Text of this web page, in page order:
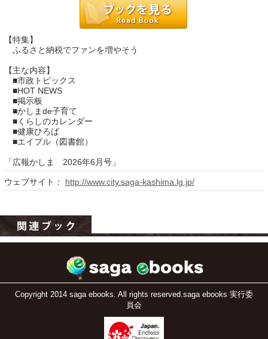
キーワード
【特集】
ふるさと納税でファンを増やそう
【主な内容】
■市政トピックス
■HOT NEWS
■掲示板
■かしまde子育て
■くらしのカレンダー
■健康ひろば
■エイブル（図書館）
「広報かしま 2026年6月号」
ウェブサイト： http://www.city.saga-kashima.lg.jp/
Copyright 2014 saga ebooks. All rights reserved.saga ebooks 実行委
員会
↓↓ ebooks専用本棚 ↓↓
saga ebooksとは
運営会社